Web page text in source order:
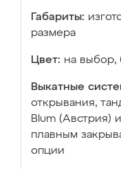
Габариты:
размера
Цвет: на выбор,
Выкатные
открывания,
Blum (Австрия)
плавным
опции